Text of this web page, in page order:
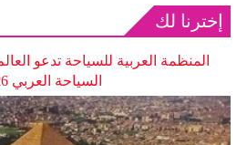
إخترنا لك
المنظمة العربية للسياحة تدعو
السياحة العربي 2026